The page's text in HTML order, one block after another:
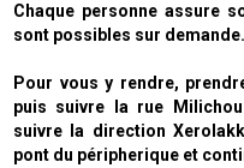
Chaque personne assure
sont possibles sur demande.
Pour vous y rendre, p
puis suivre la rue
suivre la direction
pont du péripherique et